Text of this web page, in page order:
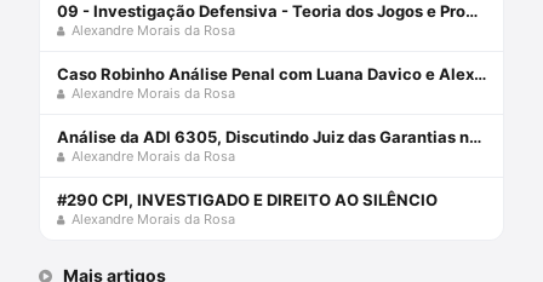
09 - Investigação Defensiva - Teoria dos Jogos e Processo Penal
Alexandre Morais da Rosa
Caso Robinho Análise Penal com Luana Davico e Alexandre Morais da Rosa
Alexandre Morais da Rosa
Análise da ADI 6305, Discutindo Juiz das Garantias no Brasil com Alexandre Morais da Rosa
Alexandre Morais da Rosa
#290 CPI, INVESTIGADO E DIREITO AO SILÊNCIO
Alexandre Morais da Rosa
Mais artigos